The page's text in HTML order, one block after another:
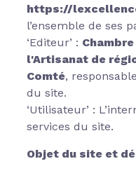
https://
l’ensemble de ses
‘Editeur’ :
l'Artisanat de
Comté,
du site.
‘Utilisateur’ :
services du site.
Objet du site et